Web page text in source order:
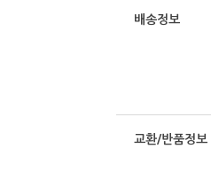
배송정보
교환/반품정보